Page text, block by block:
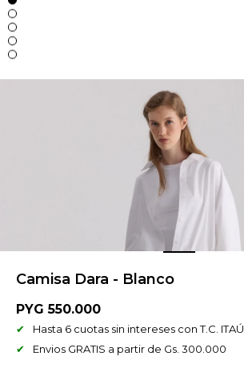
Camisa Dara - Blanco
PYG 550.000
Hasta 6 cuotas sin intereses con T.C. ITAÚ
Envios GRATIS a partir de Gs. 300.000